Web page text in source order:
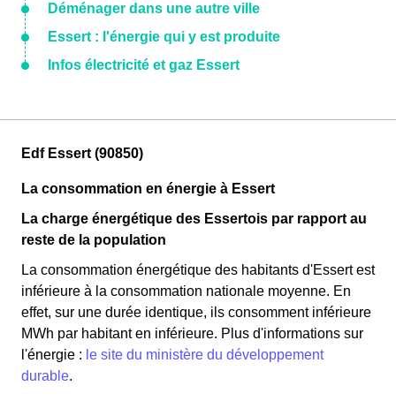
Déménager dans une autre ville
Essert : l'énergie qui y est produite
Infos électricité et gaz Essert
Edf Essert (90850)
La consommation en énergie à Essert
La charge énergétique des Essertois par rapport au
reste de la population
La consommation énergétique des habitants d'Essert est
inférieure à la consommation nationale moyenne. En
effet, sur une durée identique, ils consomment inférieure
MWh par habitant en inférieure. Plus d'informations sur
l'énergie : le site du ministère du développement
durable.